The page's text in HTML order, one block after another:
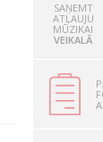
SAŅEMT
ATĻAUJU
MŪZIKAI
VEIKALĀ